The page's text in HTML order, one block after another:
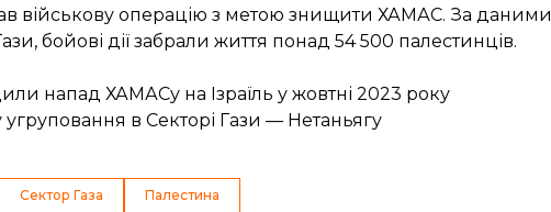
військову операцію з метою знищити ХАМАС. За даними
бойові дії забрали життя понад 54 500 палестинців.
напад ХАМАСу на Ізраїль у жовтні 2023 року
в Секторі Гази — Нетаньягу
Сектор Газа Палестина